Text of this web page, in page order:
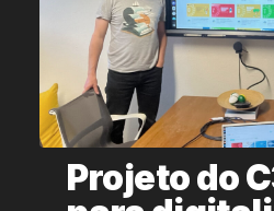
Projeto do